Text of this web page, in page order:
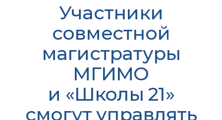
Участники
совместной
магистратуры
МГИМО
и «Школы 21»
смогут управлять